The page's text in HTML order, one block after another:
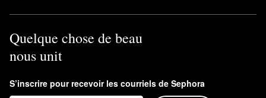
Quelque chose de beau
nous unit
S’inscrire pour recevoir les courriels de Sephora